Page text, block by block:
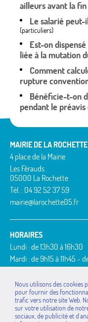
ailleurs avant la
Le salarié
(particuliers)
Est-on
liée à la mutation
Comment
rupture
Bénéficie-t-on
pendant le préavis
MAIRIE DE LA ROCHETTE
4 place de la Mairie
Les Férauds
05000 La Rochette
Tél. : 04 92 52 37 59
mairie@larochette05.fr
HORAIRES
Lundi : de 13h30 à 16h30
Mardi : de 9h15 à 11h45 -
Jeudi : de 9h15 à 11h45 -
Vendredi : de 9h15 à 11h45
MAIRIES DE LA
COMMUNAUTÉ DE
La
La
Nous utilisons des cookies
pour fournir des
trafic vers notre site Web.
sur votre utilisation de
sociaux, de publicité et